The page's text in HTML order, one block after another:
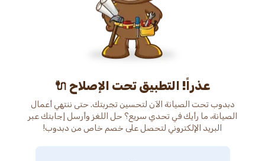
عذراً! التطبيق تحت الإصلاح 🔌
دبدوب تحت الصيانة الآن لتحسين تجربتك. حتى ننتهي أعمال
الصيانة، ما رأيك في تحدي سريع؟ حل اللغز وأرسل إجابتك عبر
البريد الإلكتروني لتحصل على خصم خاص من دبدوب!